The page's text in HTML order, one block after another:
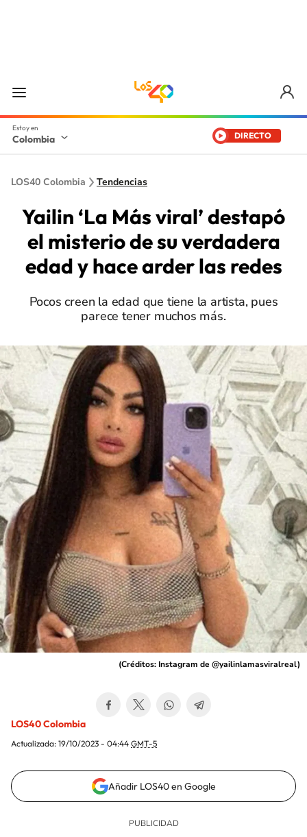
Colombia DIRECTO
LOS40 Colombia Tendencias
Yailin ‘La Más viral’ destapó
el misterio de su verdadera
edad y hace arder las redes
Pocos creen la edad que tiene la artista, pues
parece tener muchos más.
(Créditos: Instagram de @yailinlamasviralreal)
LOS40 Colombia
Actualizada: 19/10/2023 - 04:44 GMT-5
Añadir LOS40 en Google